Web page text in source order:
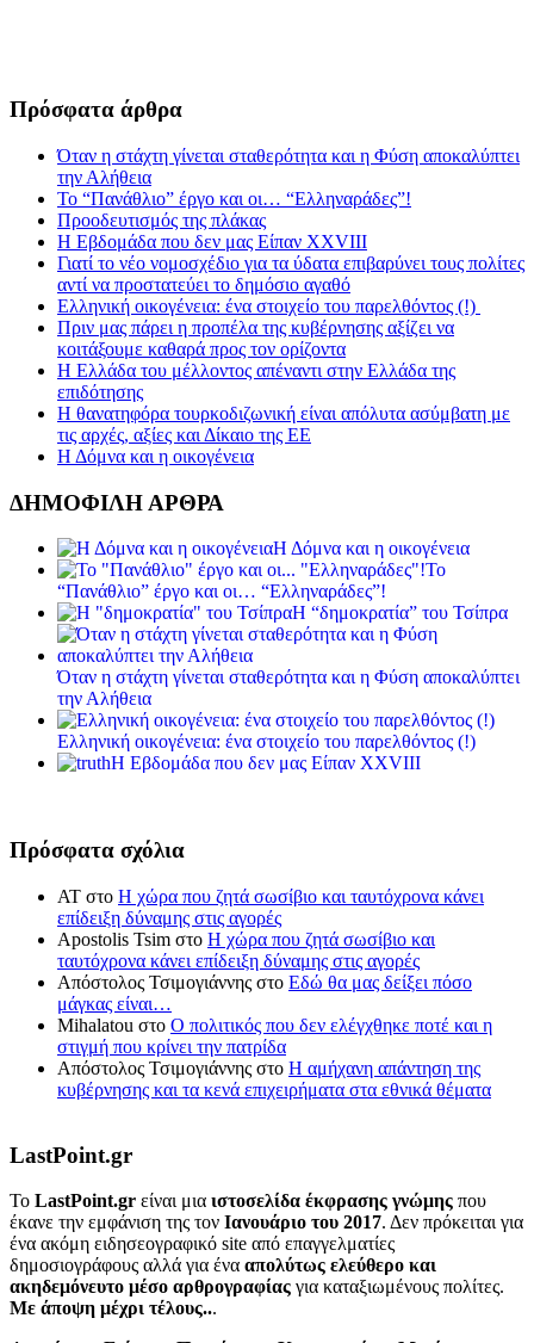
Πρόσφατα άρθρα
Όταν η στάχτη γίνεται σταθερότητα και η Φύση αποκαλύπτει
την Αλήθεια
Το “Πανάθλιο” έργο και οι… “Ελληναράδες”!
Προοδευτισμός της πλάκας
Η Εβδομάδα που δεν μας Είπαν XXVIII
Γιατί το νέο νομοσχέδιο για τα ύδατα επιβαρύνει τους πολίτες
αντί να προστατεύει το δημόσιο αγαθό
Ελληνική οικογένεια: ένα στοιχείο του παρελθόντος (!)
Πριν μας πάρει η προπέλα της κυβέρνησης αξίζει να
κοιτάξουμε καθαρά προς τον ορίζοντα
Η Ελλάδα του μέλλοντος απέναντι στην Ελλάδα της
επιδότησης
Η θανατηφόρα τουρκοδιζωνική είναι απόλυτα ασύμβατη με
τις αρχές, αξίες και Δίκαιο της ΕΕ
Η Δόμνα και η οικογένεια
ΔΗΜΟΦΙΛΗ ΑΡΘΡΑ
Η Δόμνα και η οικογένεια
Το
“Πανάθλιο” έργο και οι… “Ελληναράδες”!
Η “δημοκρατία” του Τσίπρα
Όταν η στάχτη γίνεται σταθερότητα και η Φύση αποκαλύπτει
την Αλήθεια
Ελληνική οικογένεια: ένα στοιχείο του παρελθόντος (!)
Η Εβδομάδα που δεν μας Είπαν XXVIII
Πρόσφατα σχόλια
ΑΤ στο Η χώρα που ζητά σωσίβιο και ταυτόχρονα κάνει
επίδειξη δύναμης στις αγορές
Apostolis Tsim στο Η χώρα που ζητά σωσίβιο και
ταυτόχρονα κάνει επίδειξη δύναμης στις αγορές
Απόστολος Τσιμογιάννης στο Εδώ θα μας δείξει πόσο
μάγκας είναι…
Mihalatou στο Ο πολιτικός που δεν ελέγχθηκε ποτέ και η
στιγμή που κρίνει την πατρίδα
Απόστολος Τσιμογιάννης στο Η αμήχανη απάντηση της
κυβέρνησης και τα κενά επιχειρήματα στα εθνικά θέματα
LastPoint.gr
To LastPoint.gr είναι μια ιστοσελίδα έκφρασης γνώμης που
έκανε την εμφάνιση της τον Ιανουάριο του 2017. Δεν πρόκειται για
ένα ακόμη ειδησεογραφικό site από επαγγελματίες
δημοσιογράφους αλλά για ένα απολύτως ελεύθερο και
ακηδεμόνευτο μέσο αρθρογραφίας για καταξιωμένους πολίτες.
Με άποψη μέχρι τέλους...